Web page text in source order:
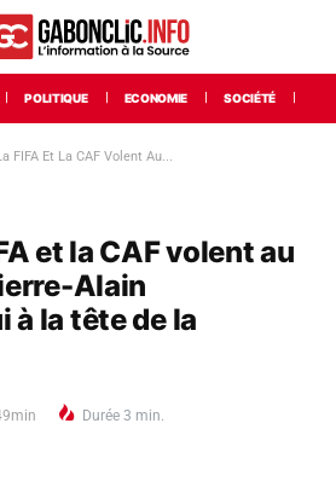
POLITIQUE ECONOMIE SOCIÉTÉ
FIFA Et La CAF Volent Au...
et la CAF volent au
Alain
à la tête de la
Durée 3 min.